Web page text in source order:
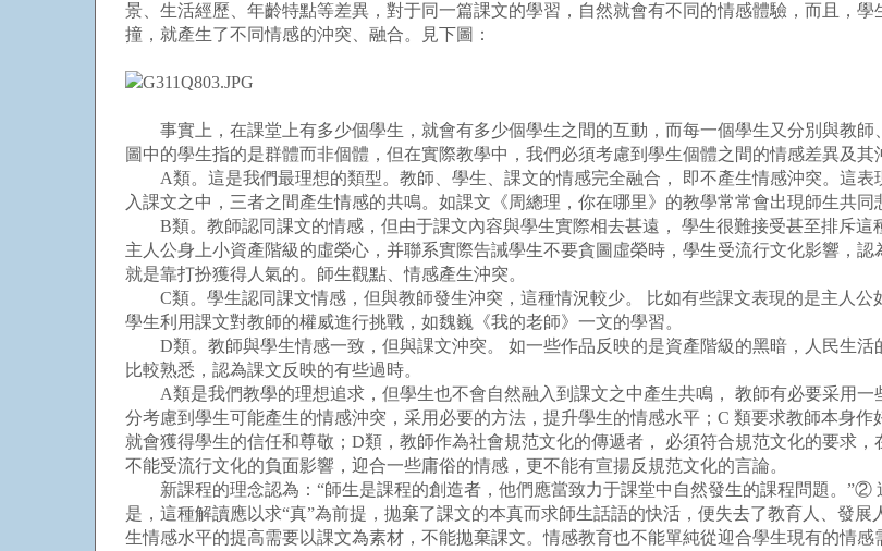
景、生活經歷、年齡特點等差異，對于同一篇課文的學習，自然就會有不同的情感體驗，而且，
撞，就產生了不同情感的沖突、融合。見下圖：
事實上，在課堂上有多少個學生，就會有多少個學生之間的互動，而每一個學生又分別與教師
圖中的學生指的是群體而非個體，但在實際教學中，我們必須考慮到學生個體之間的情感差異及其
A類。這是我們最理想的類型。教師、學生、課文的情感完全融合， 即不產生情感沖突。這表
入課文之中，三者之間產生情感的共鳴。如課文《周總理，你在哪里》的教學常常會出現師生共同
B類。教師認同課文的情感，但由于課文內容與學生實際相去甚遠， 學生很難接受甚至排斥這
主人公身上小資產階級的虛榮心，并聯系實際告誡學生不要貪圖虛榮時，學生受流行文化影響，
就是靠打扮獲得人氣的。師生觀點、情感產生沖突。
C類。學生認同課文情感，但與教師發生沖突，這種情況較少。 比如有些課文表現的是主人公
學生利用課文對教師的權威進行挑戰，如魏巍《我的老師》一文的學習。
D類。教師與學生情感一致，但與課文沖突。 如一些作品反映的是資產階級的黑暗，人民生活
比較熟悉，認為課文反映的有些過時。
A類是我們教學的理想追求，但學生也不會自然融入到課文之中產生共鳴， 教師有必要采用一
分考慮到學生可能產生的情感沖突，采用必要的方法，提升學生的情感水平；C 類要求教師本身
就會獲得學生的信任和尊敬；D類，教師作為社會規范文化的傳遞者， 必須符合規范文化的要求
不能受流行文化的負面影響，迎合一些庸俗的情感，更不能有宣揚反規范文化的言論。
新課程的理念認為：“師生是課程的創造者，他們應當致力于課堂中自然發生的課程問題。”②
是，這種解讀應以求“真”為前提，拋棄了課文的本真而求師生話語的快活，便失去了教育人、發
生情感水平的提高需要以課文為素材，不能拋棄課文。情感教育也不能單純從迎合學生現有的情